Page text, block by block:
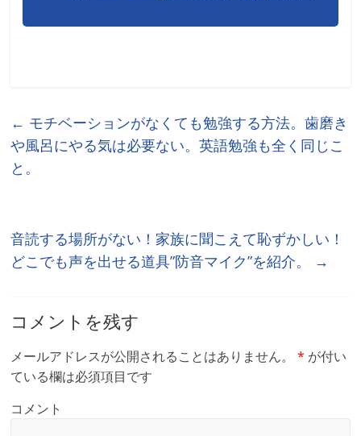
← モチベーションがなくても勉強する方法。歯磨き
や風呂にやる気は必要ない。英語勉強も全く同じこ
と。
音読する場所がない！家族に聞こえて恥ずかしい！
どこでも声を出せる道具”防音マイク”を紹介。
→
コメントを残す
メールアドレスが公開されることはありません。 * が付い
ている欄は必須項目です
コメント